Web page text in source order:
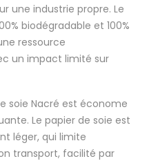
une industrie propre. Le
biodégradable et 100%
ressource
un impact limité sur
soie Nacré est économe
Le papier de soie est
léger, qui limite
transport, facilité par